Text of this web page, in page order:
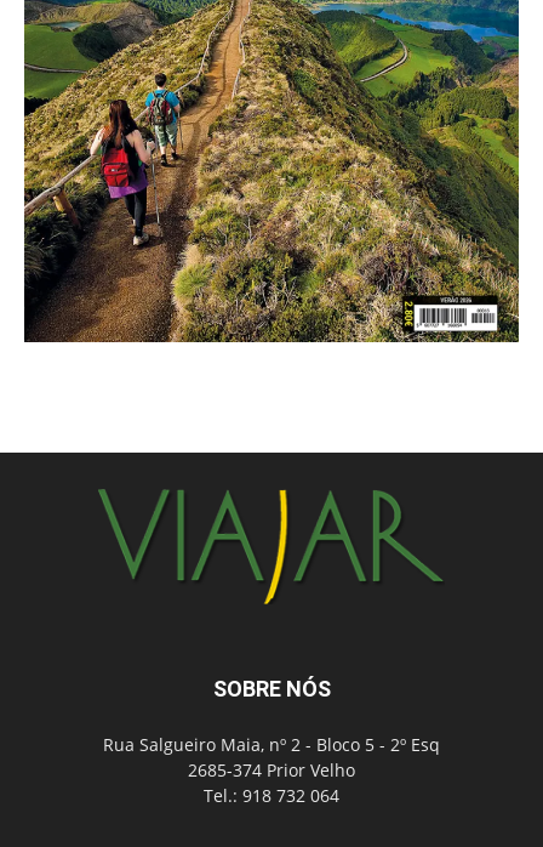
SOBRE NÓS
Rua Salgueiro Maia, nº 2 - Bloco 5 - 2º Esq
2685-374 Prior Velho
Tel.: 918 732 064